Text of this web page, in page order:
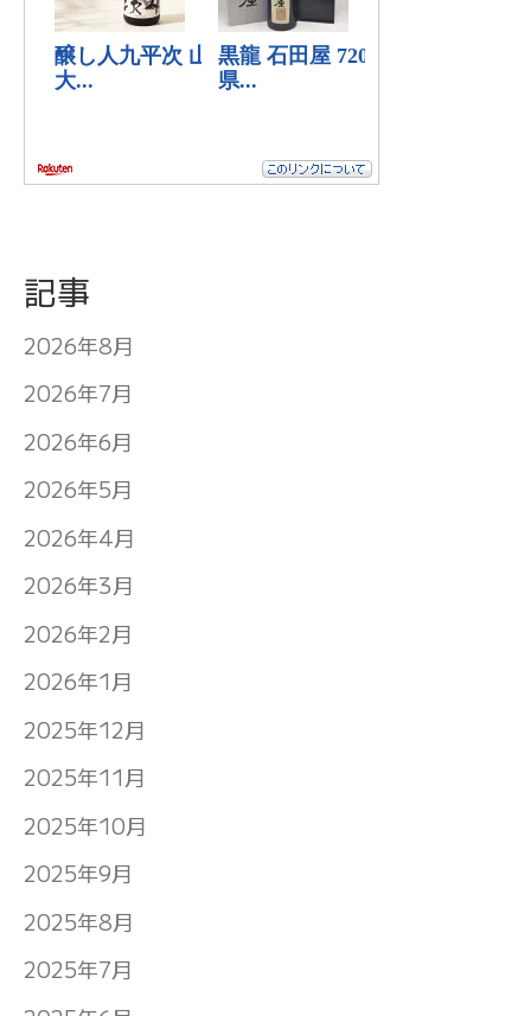
記事
2026年8月
2026年7月
2026年6月
2026年5月
2026年4月
2026年3月
2026年2月
2026年1月
2025年12月
2025年11月
2025年10月
2025年9月
2025年8月
2025年7月